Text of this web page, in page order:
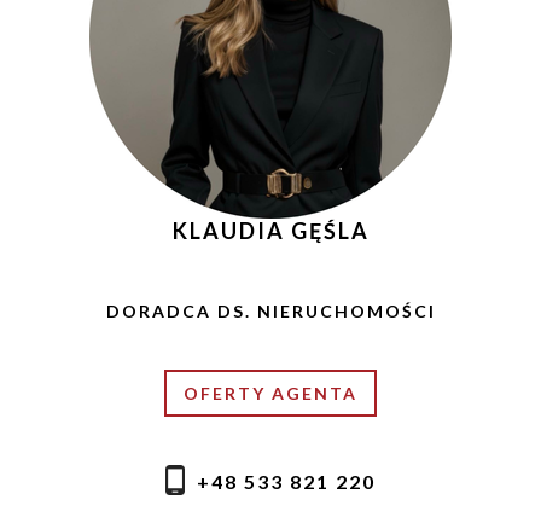
KLAUDIA GĘŚLA
DORADCA DS. NIERUCHOMOŚCI
OFERTY AGENTA
+48 533 821 220